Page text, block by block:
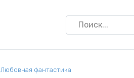
Search
for:
Любовная фантастика